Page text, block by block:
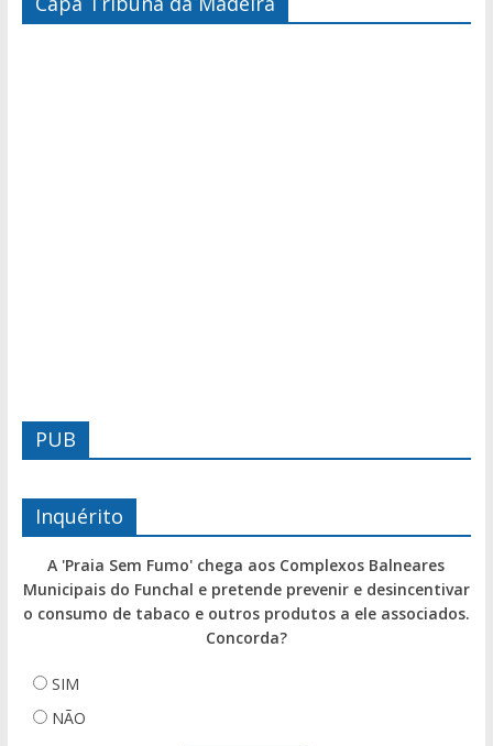
PUB
Inquérito
A 'Praia Sem Fumo' chega aos Complexos Balneares
Municipais do Funchal e pretende prevenir e desincentivar
o consumo de tabaco e outros produtos a ele associados.
Concorda?
SIM
NÃO